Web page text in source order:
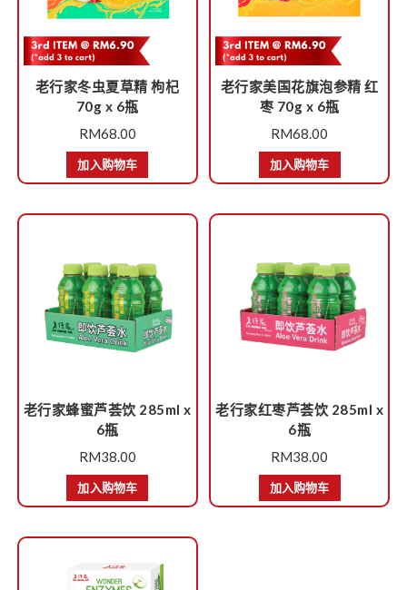
老行家冬虫夏草精 枸杞
70g x 6瓶
RM68.00
加入购物车
老行家美国花旗泡参精 红
枣 70g x 6瓶
RM68.00
加入购物车
老行家蜂蜜芦荟饮 285ml x
6瓶
RM38.00
加入购物车
老行家红枣芦荟饮 285ml x
6瓶
RM38.00
加入购物车